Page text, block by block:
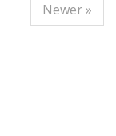
Newer »